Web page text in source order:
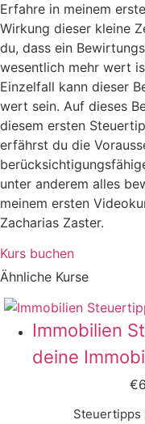
Erfahre in meinem
Wirkung dieser kleine
du, dass ein
wesentlich mehr wert
Einzelfall kann dieser
wert sein. Auf dieses
diesem ersten
erfährst du die
unter anderem alles
meinem ersten
Zacharias Zaster.
Kurs buchen
Ähnliche Kurse
Immobilien
deine
Steuertipps